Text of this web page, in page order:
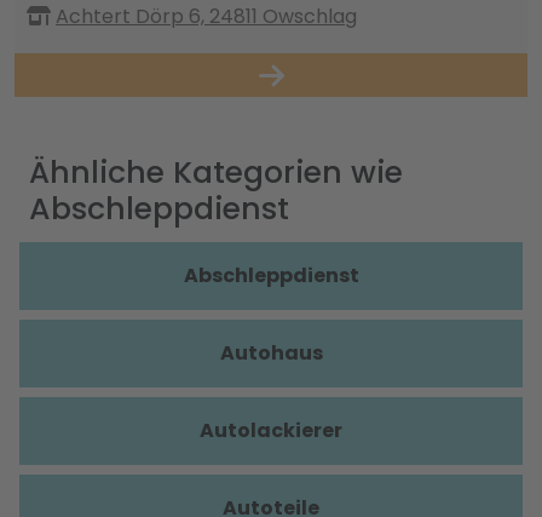
Achtert Dörp 6, 24811 Owschlag
Ähnliche Kategorien wie
Abschleppdienst
Abschleppdienst
Autohaus
Autolackierer
Autoteile